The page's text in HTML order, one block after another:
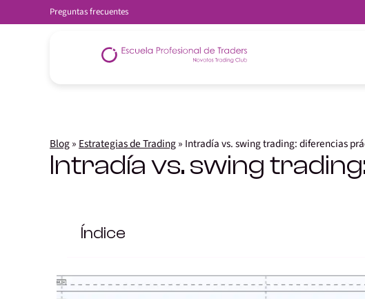
Preguntas frecuentes
Blog» Estrategias de Trading» Intradía vs. swing trading: diferencias
Intradía vs. swing
Índice